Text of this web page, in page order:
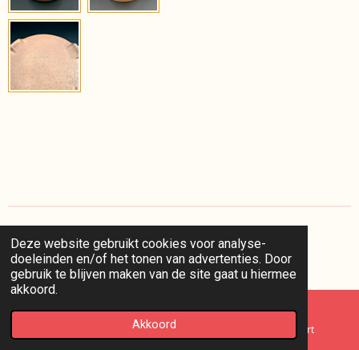
Deze website gebruikt cookies voor analyse-
doeleinden en/of het tonen van advertenties. Door
gebruik te blijven maken van de site gaat u hiermee
akkoord.
Akkoord
I
n
s
t
a
r
© 2025 kaappie /voorwaarden /privacy/retourneren
Telefoonnummer Kaart